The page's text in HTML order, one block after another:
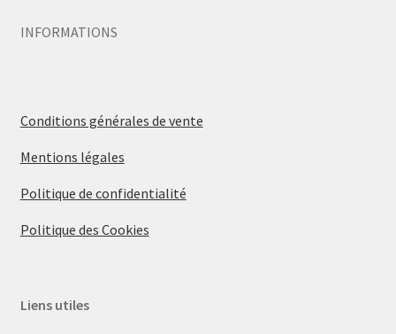
INFORMATIONS
Conditions générales de vente
Mentions légales
Politique de confidentialité
Politique des Cookies
Liens utiles